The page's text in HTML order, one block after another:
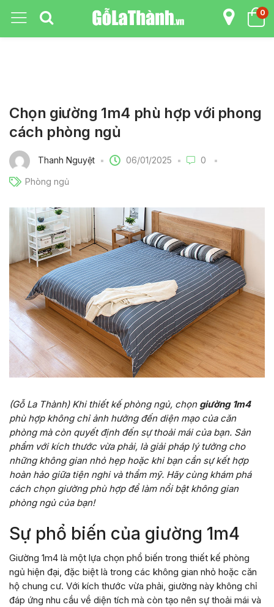
0
Chọn giường 1m4 phù hợp với phong
cách phòng ngủ
Thanh Nguyệt 06/01/2025 0
Phòng ngủ
(Gỗ La Thành) Khi thiết kế phòng ngủ, chọn giường 1m4
phù hợp không chỉ ảnh hưởng đến diện mạo của căn
phòng mà còn quyết định đến sự thoải mái của bạn. Sản
phẩm với kích thước vừa phải, là giải pháp lý tưởng cho
những không gian nhỏ hẹp hoặc khi bạn cần sự kết hợp
hoàn hảo giữa tiện nghi và thẩm mỹ. Hãy cùng khám phá
cách chọn giường phù hợp để làm nổi bật không gian
phòng ngủ của bạn!
Sự phổ biến của giường 1m4
Giường 1m4 là một lựa chọn phổ biến trong thiết kế phòng
ngủ hiện đại, đặc biệt là trong các không gian nhỏ hoặc căn
hộ chung cư. Với kích thước vừa phải, giường này không chỉ
đáp ứng nhu cầu về diện tích mà còn tạo nên sự thoải mái và